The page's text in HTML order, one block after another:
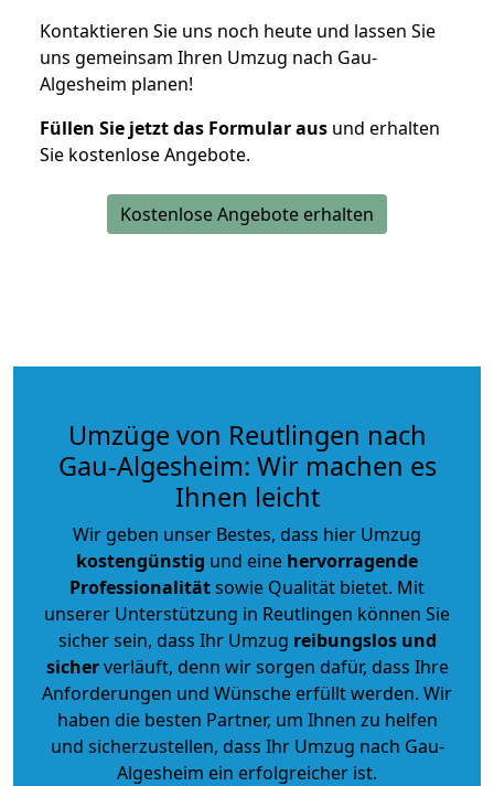
Kontaktieren Sie uns noch heute und lassen Sie
uns gemeinsam Ihren Umzug nach Gau-
Algesheim planen!
Füllen Sie jetzt das Formular aus und erhalten
Sie kostenlose Angebote.
Kostenlose Angebote erhalten
Umzüge von Reutlingen nach
Gau-Algesheim: Wir machen es
Ihnen leicht
Wir geben unser Bestes, dass hier Umzug
kostengünstig und eine hervorragende
Professionalitätsowie Qualität bietet. Mit
unserer Unterstützung in Reutlingen können Sie
sicher sein, dass Ihr Umzug reibungslos und
sicherverläuft, denn wir sorgen dafür, dass Ihre
Anforderungen und Wünsche erfüllt werden. Wir
haben die besten Partner, um Ihnen zu helfen
und sicherzustellen, dass Ihr Umzug nach Gau-
Algesheim ein erfolgreicher ist.